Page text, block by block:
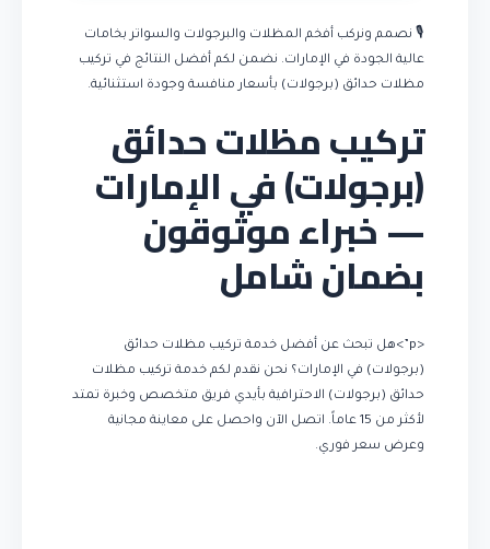
🎙️ نصمم ونركب أفخم المظلات والبرجولات والسواتر بخامات
عالية الجودة في الإمارات. نضمن لكم أفضل النتائج في تركيب
مظلات حدائق (برجولات) بأسعار منافسة وجودة استثنائية.
تركيب مظلات حدائق
(برجولات) في الإمارات
— خبراء موثوقون
بضمان شامل
<p”>هل تبحث عن أفضل خدمة تركيب مظلات حدائق
(برجولات) في الإمارات؟ نحن نقدم لكم خدمة تركيب مظلات
حدائق (برجولات) الاحترافية بأيدي فريق متخصص وخبرة تمتد
لأكثر من 15 عاماً. اتصل الآن واحصل على معاينة مجانية
وعرض سعر فوري.